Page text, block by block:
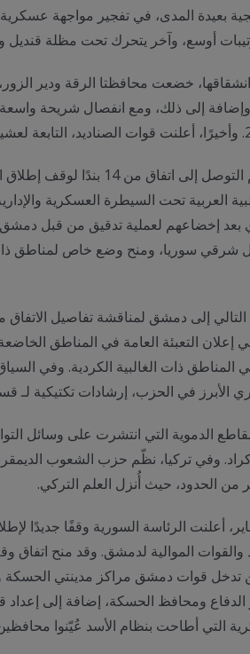
بعيدة المدى، في تفجير مواجهة عسكرية،
أوسع، وآخر يتحرك تحت مظلة
خضعت محافظتا الرقة ودير
في 18 كانون الثاني/
العربية تحت السيطرة العسكرية
شرقي سوريا، ومنح وضع خاص لمناطق
إلى دمشق لمناقشة تفاصيل
التعبئة العامة في المناطق
المناطق ذات الغالبية الكردية. وفي
الأبرز في الحزب، إرشادات تكتيكية لـ
الدموية التي انتشرت على
من الحدود، حيث أُنزل العلم التركي.
الثاني/يناير، أعلنت الرئاسة السورية
الموالية لدمشق. وقد منح اتفاق وقف
تدخل قوات دمشق مراكز مدينتي الحسكة
ومحافظ الحسكة، إضافة إلى إعداد
عُيّنوا محافظين لمناطق سورية مختلفة بعد 8 كانون الأول/ديسمبر